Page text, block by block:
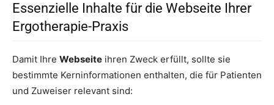
Essenzielle Inhalte für die Webseite Ihrer
Ergotherapie-Praxis
Damit Ihre Webseite ihren Zweck erfüllt, sollte sie
bestimmte Kerninformationen enthalten, die für Patienten
und Zuweiser relevant sind: